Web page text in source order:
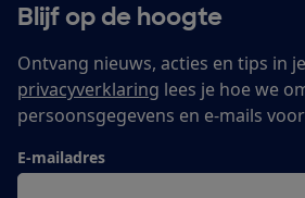
Blijf op de hoogte
Ontvang nieuws, acties en tips in
privacyverklaring lees je hoe we
persoonsgegevens en e-mails
E-mailadres